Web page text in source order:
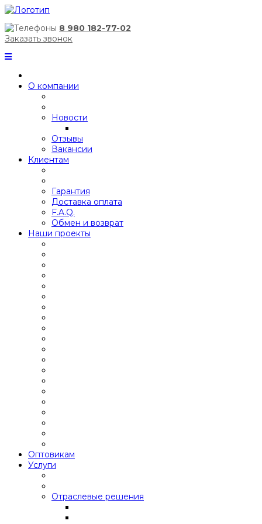
8 980 182-77-02
Заказать звонок
О компании
Новости
Отзывы
Вакансии
Клиентам
Гарантия
Доставка оплата
F.A.Q.
Обмен и возврат
Наши проекты
Оптовикам
Услуги
Отраслевые решения